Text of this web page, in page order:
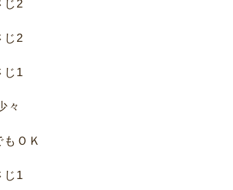
2
2
1
々
ＯＫ
1